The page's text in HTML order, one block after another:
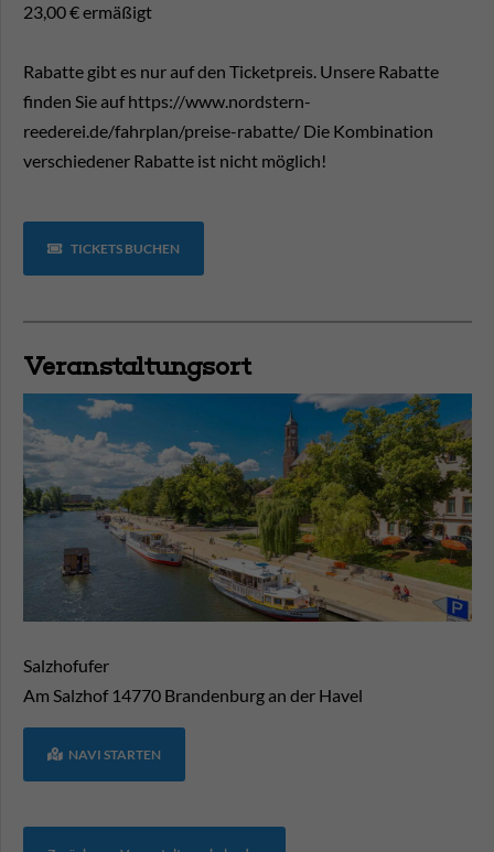
23,00 € ermäßigt
Rabatte gibt es nur auf den Ticketpreis. Unsere Rabatte
finden Sie auf https://www.nordstern-
reederei.de/fahrplan/preise-rabatte/ Die Kombination
verschiedener Rabatte ist nicht möglich!
TICKETS BUCHEN
Veranstaltungsort
Salzhofufer
Am Salzhof 14770 Brandenburg an der Havel
NAVI STARTEN